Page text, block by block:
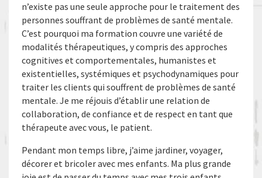
n’existe pas une seule approche pour le traitement des
personnes souffrant de problèmes de santé mentale.
C’est pourquoi ma formation couvre une variété de
modalités thérapeutiques, y compris des approches
cognitives et comportementales, humanistes et
existentielles, systémiques et psychodynamiques pour
traiter les clients qui souffrent de problèmes de santé
mentale. Je me réjouis d’établir une relation de
collaboration, de confiance et de respect en tant que
thérapeute avec vous, le patient.
Pendant mon temps libre, j’aime jardiner, voyager,
décorer et bricoler avec mes enfants. Ma plus grande